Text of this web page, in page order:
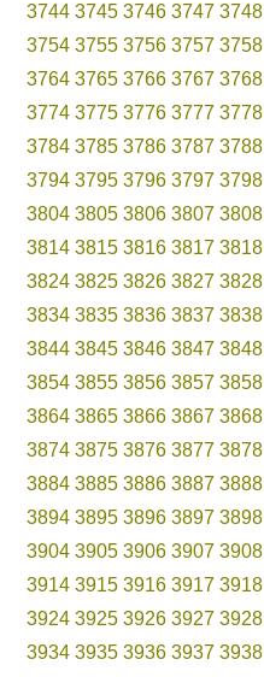
3744 3745 3746 3747 3748
3754 3755 3756 3757 3758
3764 3765 3766 3767 3768
3774 3775 3776 3777 3778
3784 3785 3786 3787 3788
3794 3795 3796 3797 3798
3804 3805 3806 3807 3808
3814 3815 3816 3817 3818
3824 3825 3826 3827 3828
3834 3835 3836 3837 3838
3844 3845 3846 3847 3848
3854 3855 3856 3857 3858
3864 3865 3866 3867 3868
3874 3875 3876 3877 3878
3884 3885 3886 3887 3888
3894 3895 3896 3897 3898
3904 3905 3906 3907 3908
3914 3915 3916 3917 3918
3924 3925 3926 3927 3928
3934 3935 3936 3937 3938